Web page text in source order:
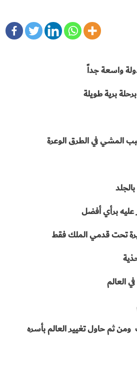
واسعة جداً
برية طويلة
المشي في الطرق الوعرة
برأي أفضل
تحت قدمي الملك فقط
العالم
ومن ثم حاول تغيير العالم بأسره